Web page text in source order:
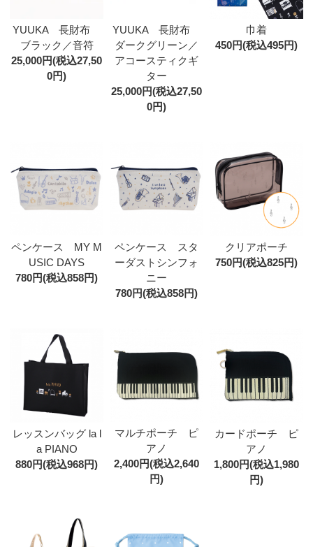
YUUKA 長財布
ブラック／音符
25,000円(税込27,50
0円)
YUUKA 長財布
ダークグリーン／
アコースティクギ
ター
25,000円(税込27,50
0円)
巾着
450円(税込495円)
ペンケース MY M
USIC DAYS
780円(税込858円)
ペンケース スタ
ーダストシンフォ
ニー
780円(税込858円)
クリアポーチ
750円(税込825円)
レッスンバッグ la l
a PIANO
880円(税込968円)
マルチポーチ ピ
アノ
2,400円(税込2,640
円)
カードポーチ ピ
アノ
1,800円(税込1,980
円)